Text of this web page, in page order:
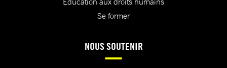
Se former
NOUS SOUTENIR